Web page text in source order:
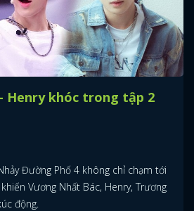
Henry khóc trong tập 2
Đường Phố 4 không chỉ chạm tới
Vương Nhất Bác, Henry, Trương
động.